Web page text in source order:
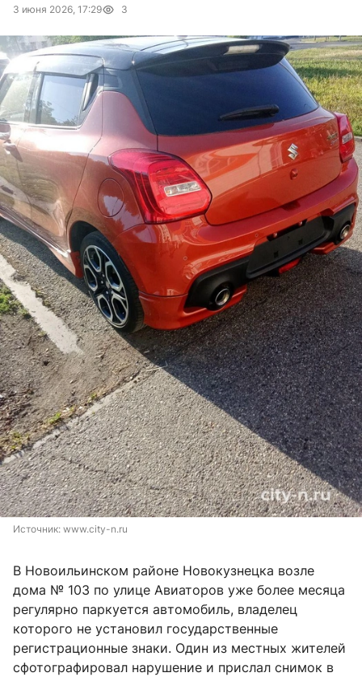
3 июня 2026, 17:29 3
Источник: www.city-n.ru
В Новоильинском районе Новокузнецка возле
дома № 103 по улице Авиаторов уже более месяца
регулярно паркуется автомобиль, владелец
которого не установил государственные
регистрационные знаки. Один из местных жителей
сфотографировал нарушение и прислал снимок в